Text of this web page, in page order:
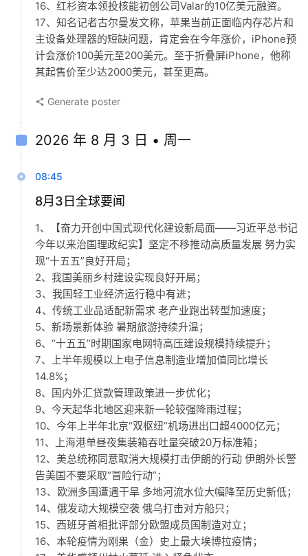
16、红杉资本领投核能初创公司Valar的10亿美元融资。
17、知名记者古尔曼发文称，苹果当前正面临内存芯片和
主设备处理器的短缺问题，肯定会在今年涨价，iPhone预
计会涨价100美元至200美元。至于折叠屏iPhone，他称
其起售价至少达2000美元，甚至更高。
Generate poster
2026 年 8 月 3 日 • 周一
08:45
8月3日全球要闻
1、【奋力开创中国式现代化建设新局面——习近平总书记
今年以来治国理政纪实】坚定不移推动高质量发展 努力实
现“十五五”良好开局；
2、我国美丽乡村建设实现良好开局；
3、我国轻工业经济运行稳中有进；
4、传统工业品适配新需求 老产业跑出转型加速度；
5、新场景新体验 暑期旅游持续升温；
6、“十五五”时期国家电网特高压建设规模持续提升；
7、上半年规模以上电子信息制造业增加值同比增长
14.8%；
8、国内外汇贷款管理政策进一步优化；
9、今天起华北地区迎来新一轮较强降雨过程；
10、今年上半年北京“双枢纽”机场进出口超4000亿元；
11、上海港单昼夜集装箱吞吐量突破20万标准箱；
12、美总统称同意取消大规模打击伊朗的行动 伊朗外长警
告美国不要采取“冒险行动”；
13、欧洲多国遭遇干旱 多地河流水位大幅降至历史新低；
14、俄发动大规模空袭 俄乌打击对方船只；
15、西班牙首相批评部分欧盟成员国制造对立；
16、本轮疫情为刚果（金）史上最大埃博拉疫情；